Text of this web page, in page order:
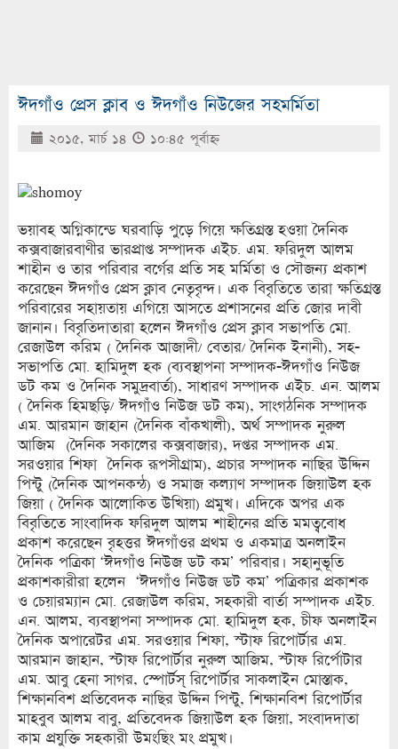
ঈদগাঁও প্রেস ক্লাব ও ঈদগাঁও নিউজের সহমর্মিতা
২০১৫, মার্চ ১৪ ১০:৪৫ পূর্বাহ্ণ
ভয়াবহ অগ্নিকান্ডে ঘরবাড়ি পুড়ে গিয়ে ক্ষতিগ্রস্ত হওয়া দৈনিক
কক্সবাজারবাণীর ভারপ্রাপ্ত সম্পাদক এইচ. এম. ফরিদুল আলম
শাহীন ও তার পরিবার বর্গের প্রতি সহ মর্মিতা ও সৌজন্য প্রকাশ
করেছেন ঈদগাঁও প্রেস ক্লাব নেতৃবৃন্দ। এক বিবৃতিতে তারা ক্ষতিগ্রস্ত
পরিবারের সহায়তায় এগিয়ে আসতে প্রশাসনের প্রতি জোর দাবী
জানান। বিবৃতিদাতারা হলেন ঈদগাঁও প্রেস ক্লাব সভাপতি মো.
রেজাউল করিম ( দৈনিক আজাদী/ বেতার/ দৈনিক ইনানী), সহ-
সভাপতি মো. হামিদুল হক (ব্যবস্থাপনা সম্পাদক-ঈদগাঁও নিউজ
ডট কম ও দৈনিক সমুদ্রবার্তা), সাধারণ সম্পাদক এইচ. এন. আলম
( দৈনিক হিমছড়ি/ ঈদগাঁও নিউজ ডট কম), সাংগঠনিক সম্পাদক
এম. আরমান জাহান (দৈনিক বাঁকখালী), অর্থ সম্পাদক নুরুল
আজিম (দৈনিক সকালের কক্সবাজার), দপ্তর সম্পাদক এম.
সরওয়ার শিফা দৈনিক রূপসীগ্রাম), প্রচার সম্পাদক নাছির উদ্দিন
পিন্টু (দৈনিক আপনকন্ঠ) ও সমাজ কল্যাণ সম্পাদক জিয়াউল হক
জিয়া ( দৈনিক আলোকিত উখিয়া) প্রমুখ। এদিকে অপর এক
বিবৃতিতে সাংবাদিক ফরিদুল আলম শাহীনের প্রতি মমত্ববোধ
প্রকাশ করেছেন বৃহত্তর ঈদগাঁওর প্রথম ও একমাত্র অনলাইন
দৈনিক পত্রিকা ‘ঈদগাঁও নিউজ ডট কম’ পরিবার। সহানুভূতি
প্রকাশকারীরা হলেন ‘ঈদগাঁও নিউজ ডট কম’ পত্রিকার প্রকাশক
ও চেয়ারম্যান মো. রেজাউল করিম, সহকারী বার্তা সম্পাদক এইচ.
এন. আলম, ব্যবস্থাপনা সম্পাদক মো. হামিদুল হক, চীফ অনলাইন
দৈনিক অপারেটর এম. সরওয়ার শিফা, স্টাফ রিপোর্টার এম.
আরমান জাহান, স্টাফ রিপোর্টার নুরুল আজিম, স্টাফ রির্পোটার
এম. আবু হেনা সাগর, স্পোর্টস্ রিপোর্টার সাকলাইন মোস্তাক,
শিক্ষানবিশ প্রতিবেদক নাছির উদ্দিন পিন্টু, শিক্ষানবিশ রিপোর্টার
মাহবুব আলম বাবু, প্রতিবেদক জিয়াউল হক জিয়া, সংবাদদাতা
কাম প্রযুক্তি সহকারী উমংছিং মং প্রমুখ।